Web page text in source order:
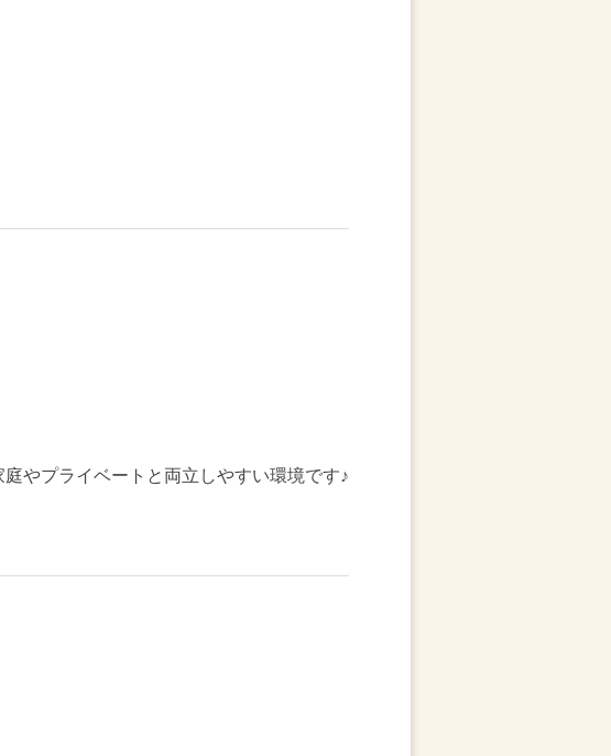
やプライベートと両立しやすい環境です♪